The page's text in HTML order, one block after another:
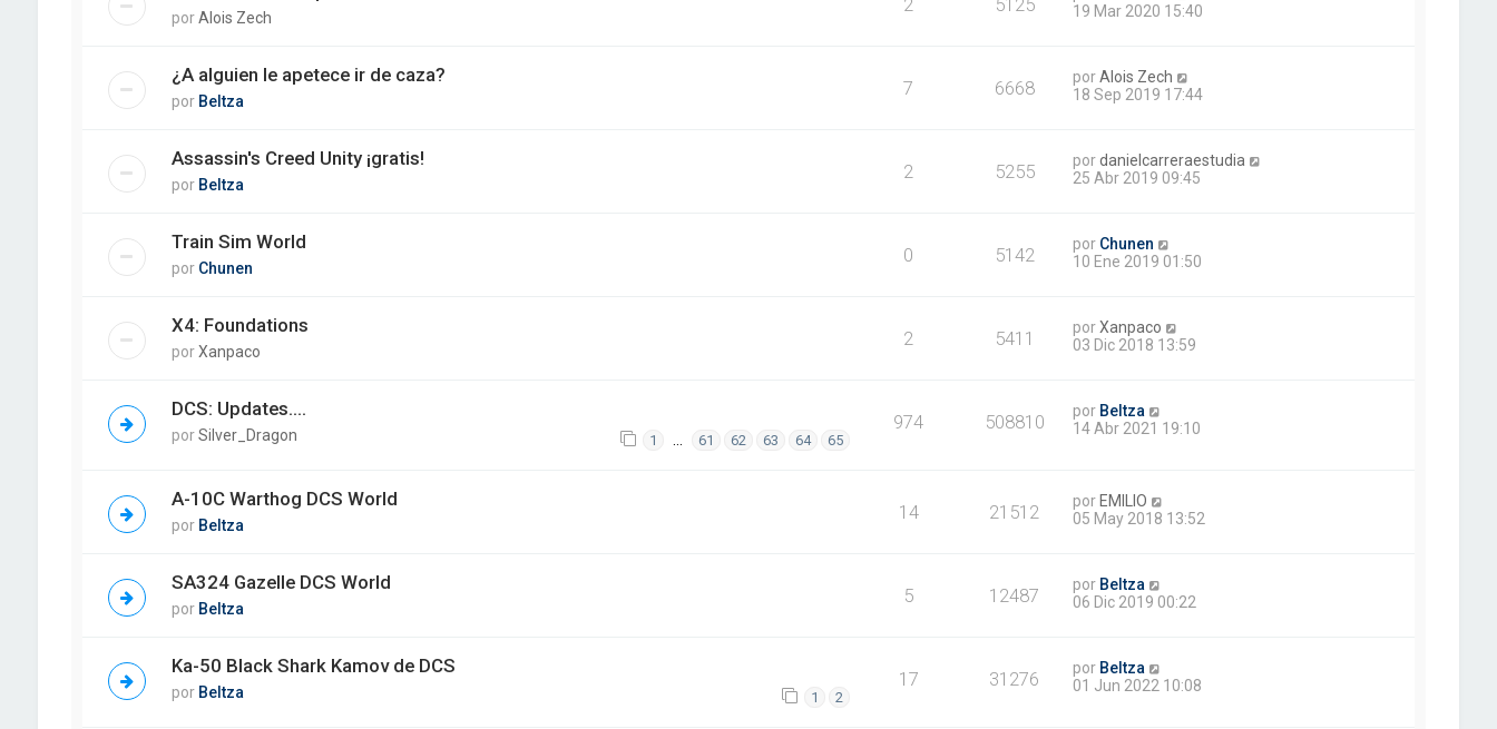
porAlois Zech
19 Mar 2020 15:40
¿A alguien le apetece ir de caza?
por Beltza
7 6668 porAlois Zech
18 Sep 2019 17:44
Assassin's Creed Unity ¡gratis!
por Beltza
2 5255 pordanielcarreraestudia
25 Abr 2019 09:45
Train Sim World
por Chunen
0 5142 por Chunen
10 Ene 2019 01:50
X4: Foundations
porXanpaco
2 5411 porXanpaco
03 Dic 2018 13:59
DCS: Updates....
porSilver_Dragon 1 61 62 63 64 65
974 508810 por Beltza
14 Abr 2021 19:10
A-10C Warthog DCS World
por Beltza
14 21512 por EMILIO
05 May 2018 13:52
SA324 Gazelle DCS World
por Beltza
5 12487 por Beltza
06 Dic 2019 00:22
Ka-50 Black Shark Kamov de DCS
por Beltza 1 2
17 31276 por Beltza
01 Jun 2022 10:08